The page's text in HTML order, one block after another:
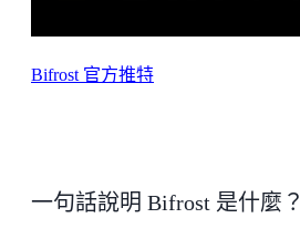
Bifrost 官方推特
一句話說明 Bifrost 是什麼？